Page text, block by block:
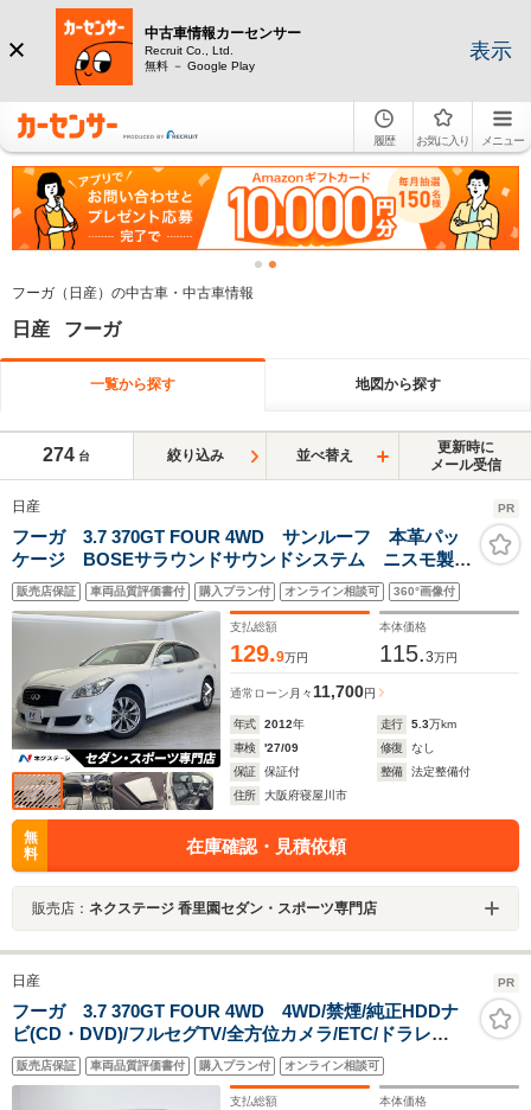
中古車情報カーセンサー
Recruit Co., Ltd.
無料 － Google Play
表示
履歴 お気に入り メニュー
フーガ（日産）の中古車・中古車情報
日産 フーガ
一覧から探す 地図から探す
274 台 絞り込み 並べ替え
更新時に
メール受信
日産 PR
フーガ 3.7 370GT FOUR 4WD サンルーフ 本革パッ
ケージ BOSEサラウンドサウンドシステム ニスモ製マ
フラー 純正ナビ バックカメラ クルーズコントロー
ル シートエアコン メモリー付パワーシート HIDヘッ
ドライト ETC
販売店保証 車両品質評価書付 購入プラン付 オンライン相談可 360°画像付
支払総額
129.9万円
本体価格
115.3万円
通常ローン 月々11,700円
年式 2012年 走行 5.3万km
車検
'27/09 修復
なし
保証
保証付 整備
法定整備付
住所
大阪府寝屋川市
無
料
在庫確認・見積依頼
販売店： ネクステージ 香里園セダン・スポーツ専門店
日産 PR
フーガ 3.7 370GT FOUR 4WD 4WD/禁煙/純正HDDナ
ビ(CD・DVD)/フルセグTV/全方位カメラ/ETC/ドラレ
コ/LEDヘッドライト/パーキングセンサー/ハーフレザーシ
ート/エマージェンシーB/BSM/レンタアップ
販売店保証 車両品質評価書付 購入プラン付 オンライン相談可
支払総額 本体価格